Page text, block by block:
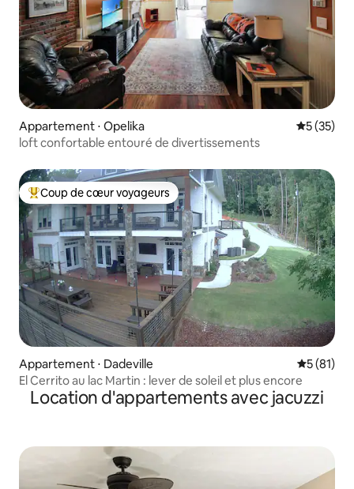
Appartement ⋅ Opelika
5 (35)
loft confortable entouré de divertissements
Coups de cœur voyageurs les plus appréciés
Coup de cœur voyageurs
Appartement ⋅ Dadeville
5 (81)
El Cerrito au lac Martin : lever de soleil et plus encore
Location d'appartements avec jacuzzi